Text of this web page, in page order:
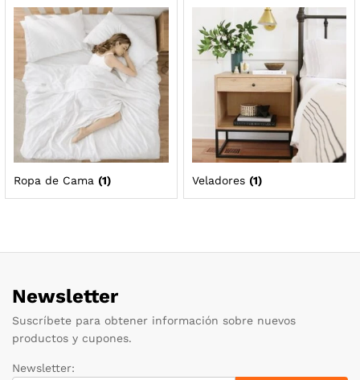
Ropa de Cama (1) Veladores (1)
Newsletter
Suscríbete para obtener información sobre nuevos
productos y cupones.
Newsletter: